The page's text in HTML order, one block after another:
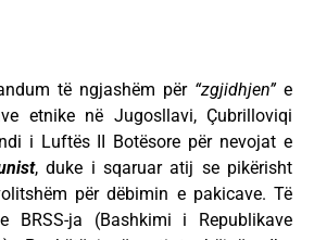
të ngjashëm për “zgjidhjen”e
etnike në Jugosllavi, Çubrilloviqi
i Luftës II Botësore për nevojat e
, duke i sqaruar atij se pikërisht
për dëbimin e pakicave. Të
BRSS-ja (Bashkimi i Republikave